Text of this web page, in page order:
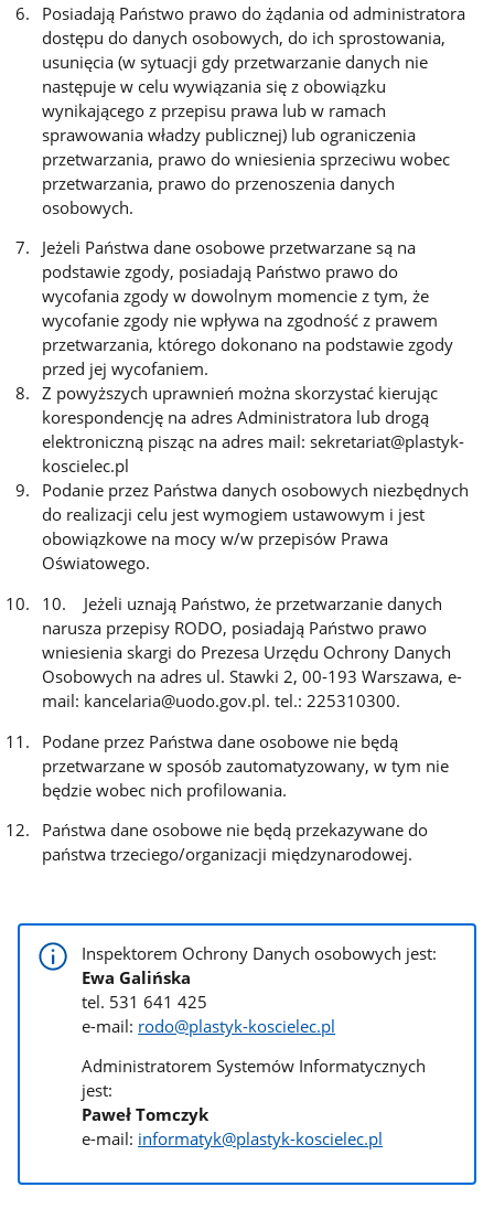
Posiadają Państwo prawo do żądania od administratora
dostępu do danych osobowych, do ich sprostowania,
usunięcia (w sytuacji gdy przetwarzanie danych nie
następuje w celu wywiązania się z obowiązku
wynikającego z przepisu prawa lub w ramach
sprawowania władzy publicznej) lub ograniczenia
przetwarzania, prawo do wniesienia sprzeciwu wobec
przetwarzania, prawo do przenoszenia danych
osobowych.
Jeżeli Państwa dane osobowe przetwarzane są na
podstawie zgody, posiadają Państwo prawo do
wycofania zgody w dowolnym momencie z tym, że
wycofanie zgody nie wpływa na zgodność z prawem
przetwarzania, którego dokonano na podstawie zgody
przed jej wycofaniem.
Z powyższych uprawnień można skorzystać kierując
korespondencję na adres Administratora lub drogą
elektroniczną pisząc na adres mail: sekretariat@plastyk-
koscielec.pl
Podanie przez Państwa danych osobowych niezbędnych
do realizacji celu jest wymogiem ustawowym i jest
obowiązkowe na mocy w/w przepisów Prawa
Oświatowego.
10. Jeżeli uznają Państwo, że przetwarzanie danych
narusza przepisy RODO, posiadają Państwo prawo
wniesienia skargi do Prezesa Urzędu Ochrony Danych
Osobowych na adres ul. Stawki 2, 00-193 Warszawa, e-
mail: kancelaria@uodo.gov.pl. tel.: 225310300.
Podane przez Państwa dane osobowe nie będą
przetwarzane w sposób zautomatyzowany, w tym nie
będzie wobec nich profilowania.
Państwa dane osobowe nie będą przekazywane do
państwa trzeciego/organizacji międzynarodowej.
Inspektorem Ochrony Danych osobowych jest:
Ewa Galińska
tel. 531 641 425
e-mail: rodo@plastyk-koscielec.pl
Administratorem Systemów Informatycznych
jest:
Paweł Tomczyk
e-mail: informatyk@plastyk-koscielec.pl